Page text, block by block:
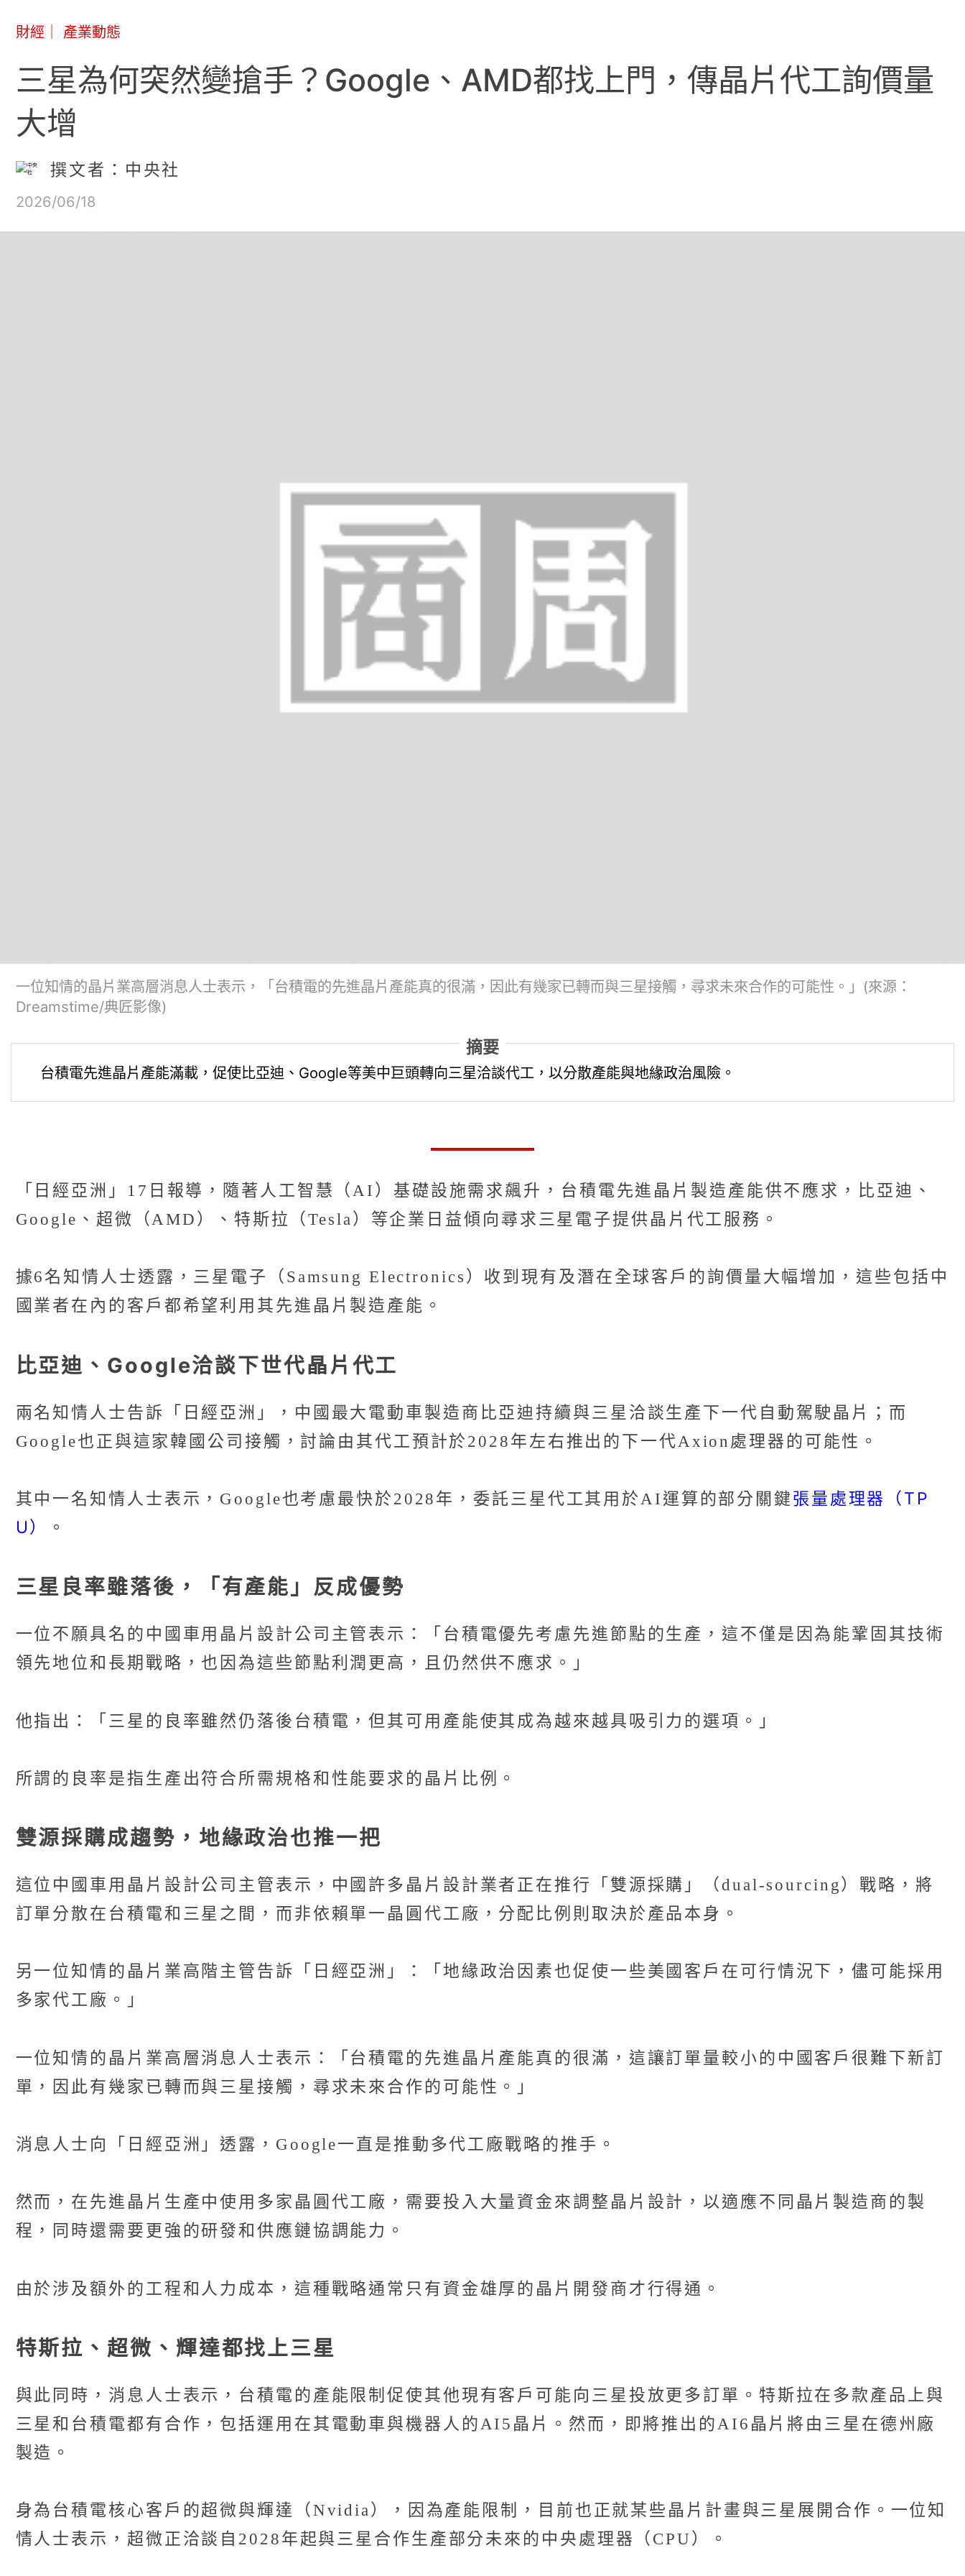
財經 產業動態
三星為何突然變搶手？Google、AMD都找上門，傳晶片代工詢價量
大增
撰文者：中央社
2026/06/18
一位知情的晶片業高層消息人士表示，「台積電的先進晶片產能真的很滿，因此有幾家已轉而與三星接觸，尋求未來合作的可能性。」(來源：
Dreamstime/典匠影像)
摘要
台積電先進晶片產能滿載，促使比亞迪、Google等美中巨頭轉向三星洽談代工，以分散產能與地緣政治風險。
「日經亞洲」17日報導，隨著人工智慧（AI）基礎設施需求飆升，台積電先進晶片製造產能供不應求，比亞迪、
Google、超微（AMD）、特斯拉（Tesla）等企業日益傾向尋求三星電子提供晶片代工服務。
據6名知情人士透露，三星電子（Samsung Electronics）收到現有及潛在全球客戶的詢價量大幅增加，這些包括中
國業者在內的客戶都希望利用其先進晶片製造產能。
比亞迪、Google洽談下世代晶片代工
兩名知情人士告訴「日經亞洲」，中國最大電動車製造商比亞迪持續與三星洽談生產下一代自動駕駛晶片；而
Google也正與這家韓國公司接觸，討論由其代工預計於2028年左右推出的下一代Axion處理器的可能性。
其中一名知情人士表示，Google也考慮最快於2028年，委託三星代工其用於AI運算的部分關鍵張量處理器（TP
U）
。
三星良率雖落後，「有產能」反成優勢
一位不願具名的中國車用晶片設計公司主管表示：「台積電優先考慮先進節點的生產，這不僅是因為能鞏固其技術
領先地位和長期戰略，也因為這些節點利潤更高，且仍然供不應求。」
他指出：「三星的良率雖然仍落後台積電，但其可用產能使其成為越來越具吸引力的選項。」
所謂的良率是指生產出符合所需規格和性能要求的晶片比例。
雙源採購成趨勢，地緣政治也推一把
這位中國車用晶片設計公司主管表示，中國許多晶片設計業者正在推行「雙源採購」（dual-sourcing）戰略，將
訂單分散在台積電和三星之間，而非依賴單一晶圓代工廠，分配比例則取決於產品本身。
另一位知情的晶片業高階主管告訴「日經亞洲」：「地緣政治因素也促使一些美國客戶在可行情況下，儘可能採用
多家代工廠。」
一位知情的晶片業高層消息人士表示：「台積電的先進晶片產能真的很滿，這讓訂單量較小的中國客戶很難下新訂
單，因此有幾家已轉而與三星接觸，尋求未來合作的可能性。」
消息人士向「日經亞洲」透露，Google一直是推動多代工廠戰略的推手。
然而，在先進晶片生產中使用多家晶圓代工廠，需要投入大量資金來調整晶片設計，以適應不同晶片製造商的製
程，同時還需要更強的研發和供應鏈協調能力。
由於涉及額外的工程和人力成本，這種戰略通常只有資金雄厚的晶片開發商才行得通。
特斯拉、超微、輝達都找上三星
與此同時，消息人士表示，台積電的產能限制促使其他現有客戶可能向三星投放更多訂單。特斯拉在多款產品上與
三星和台積電都有合作，包括運用在其電動車與機器人的AI5晶片。然而，即將推出的AI6晶片將由三星在德州廠
製造。
身為台積電核心客戶的超微與輝達（Nvidia），因為產能限制，目前也正就某些晶片計畫與三星展開合作。一位知
情人士表示，超微正洽談自2028年起與三星合作生產部分未來的中央處理器（CPU）。